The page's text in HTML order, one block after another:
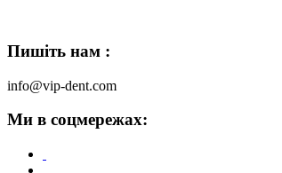
Пишіть нам :
info@vip-dent.com
Ми в соцмережах: